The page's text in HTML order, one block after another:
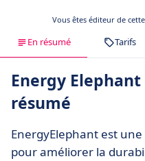
Vous êtes éditeur de
En résumé Tarifs
Energy Elephant
résumé
EnergyElephant est
pour améliorer la